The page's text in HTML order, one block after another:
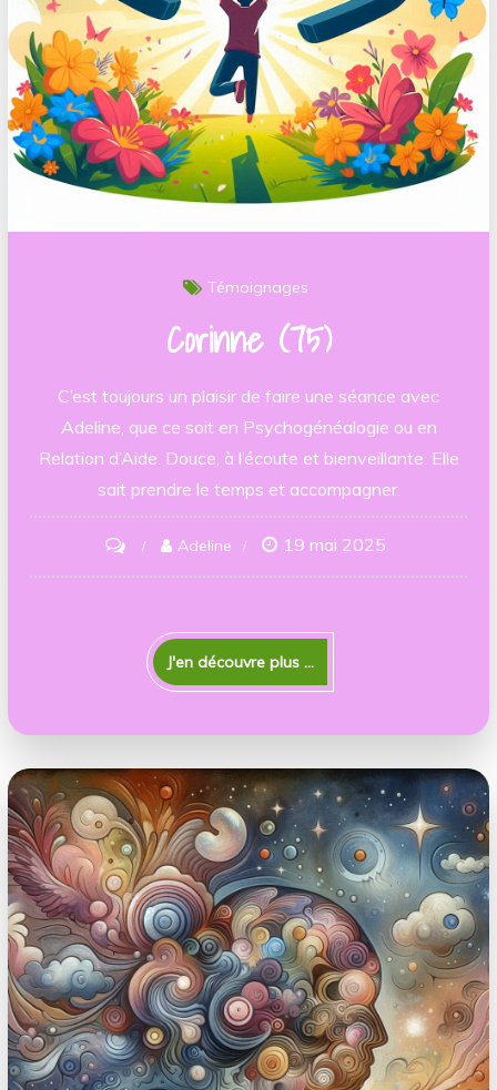
Témoignages
Corinne (75)
C’est toujours un plaisir de faire une séance avec
Adeline, que ce soit en Psychogénéalogie ou en
Relation d’Aide. Douce, à l’écoute et bienveillante. Elle
sait prendre le temps et accompagner.
on
Corinne
Adeline 19 mai 2025
J'en découvre plus ...